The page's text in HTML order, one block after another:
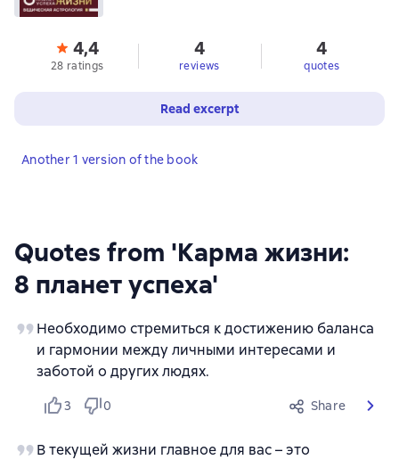
Quotes from 'Карма жизни:
8 планет успеха'
Необходимо стремиться к достижению баланса
и гармонии между личными интересами и
заботой о других людях.
3 0 Share
В текущей жизни главное для вас – это
4,4
28 ratings
4
reviews
4
quotes
Read excerpt
Another 1 version of the book